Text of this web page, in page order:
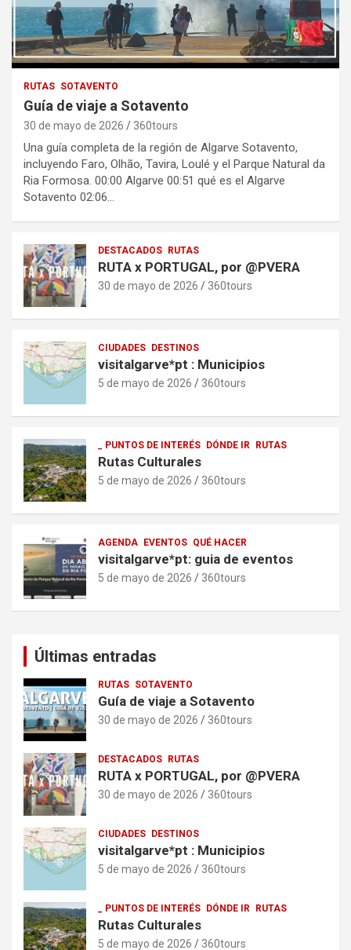
RUTAS SOTAVENTO
Guía de viaje a Sotavento
30 de mayo de 2026 360tours
Una guía completa de la región de Algarve Sotavento,
incluyendo Faro, Olhão, Tavira, Loulé y el Parque Natural da
Ria Formosa. 00:00 Algarve 00:51 qué es el Algarve
Sotavento 02:06…
DESTACADOS RUTAS
RUTA x PORTUGAL, por @PVERA
30 de mayo de 2026 360tours
CIUDADES DESTINOS
visitalgarve*pt : Municipios
5 de mayo de 2026 360tours
_ PUNTOS DE INTERÉS DÓNDE IR RUTAS
Rutas Culturales
5 de mayo de 2026 360tours
AGENDA EVENTOS QUÉ HACER
visitalgarve*pt: guia de eventos
5 de mayo de 2026 360tours
Últimas entradas
RUTAS SOTAVENTO
Guía de viaje a Sotavento
30 de mayo de 2026 360tours
DESTACADOS RUTAS
RUTA x PORTUGAL, por @PVERA
30 de mayo de 2026 360tours
CIUDADES DESTINOS
visitalgarve*pt : Municipios
5 de mayo de 2026 360tours
_ PUNTOS DE INTERÉS DÓNDE IR RUTAS
Rutas Culturales
5 de mayo de 2026 360tours